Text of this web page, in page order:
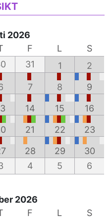
2026
F L
S
31 1 2
7 8 9
14 15 16
21 22 23
28 29
30
4 5 6
2026
F L
S